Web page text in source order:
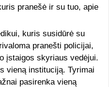
pranešė ir su tuo, apie
kuris susidūrė su
pranešti policijai,
įstaigos skyriaus vedėjui.
vieną instituciją. Tyrimai
pasirenka vieną